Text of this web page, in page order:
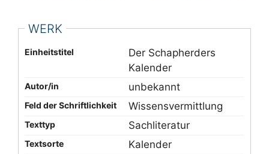
WERK
Einheitstitel
Der Schapherders
Kalender
Autor/in unbekannt
Feld der Schriftlichkeit Wissensvermittlung
Texttyp Sachliteratur
Textsorte Kalender